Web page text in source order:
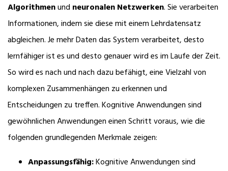
Algorithmenund neuronalen Netzwerken. Sie verarbeiten
Informationen, indem sie diese mit einem Lehrdatensatz
abgleichen. Je mehr Daten das System verarbeitet, desto
lernfähiger ist es und desto genauer wird es im Laufe der Zeit.
So wird es nach und nach dazu befähigt, eine Vielzahl von
komplexen Zusammenhängen zu erkennen und
Entscheidungen zu treffen. Kognitive Anwendungen sind
gewöhnlichen Anwendungen einen Schritt voraus, wie die
folgenden grundlegenden Merkmale zeigen:
Anpassungsfähig:Kognitive Anwendungen sind